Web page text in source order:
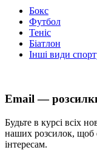
Бокс
Футбол
Теніс
Біатлон
Інші види
Email —
Будьте в курсі всіх
наших розсилок, щоб
інтересам.